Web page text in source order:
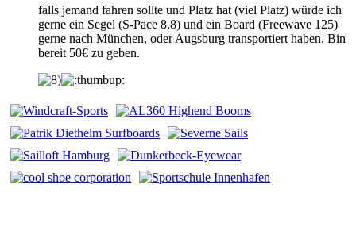
falls jemand fahren sollte und Platz hat (viel Platz) würde ich
gerne ein Segel (S-Pace 8,8) und ein Board (Freewave 125)
gerne nach München, oder Augsburg transportiert haben. Bin
bereit 50€ zu geben.